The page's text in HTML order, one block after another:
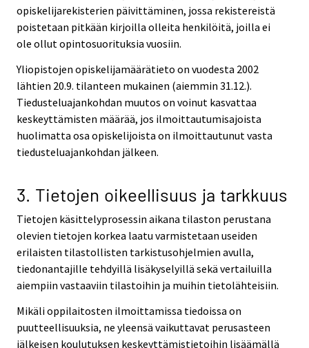
opiskelijarekisterien päivittäminen, jossa rekistereistä
poistetaan pitkään kirjoilla olleita henkilöitä, joilla ei
ole ollut opintosuorituksia vuosiin.
Yliopistojen opiskelijamäärätieto on vuodesta 2002
lähtien 20.9. tilanteen mukainen (aiemmin 31.12.).
Tiedusteluajankohdan muutos on voinut kasvattaa
keskeyttämisten määrää, jos ilmoittautumisajoista
huolimatta osa opiskelijoista on ilmoittautunut vasta
tiedusteluajankohdan jälkeen.
3. Tietojen oikeellisuus ja tarkkuus
Tietojen käsittelyprosessin aikana tilaston perustana
olevien tietojen korkea laatu varmistetaan useiden
erilaisten tilastollisten tarkistusohjelmien avulla,
tiedonantajille tehdyillä lisäkyselyillä sekä vertailuilla
aiempiin vastaaviin tilastoihin ja muihin tietolähteisiin.
Mikäli oppilaitosten ilmoittamissa tiedoissa on
puutteellisuuksia, ne yleensä vaikuttavat perusasteen
jälkeisen koulutuksen keskeyttämistietoihin lisäämällä